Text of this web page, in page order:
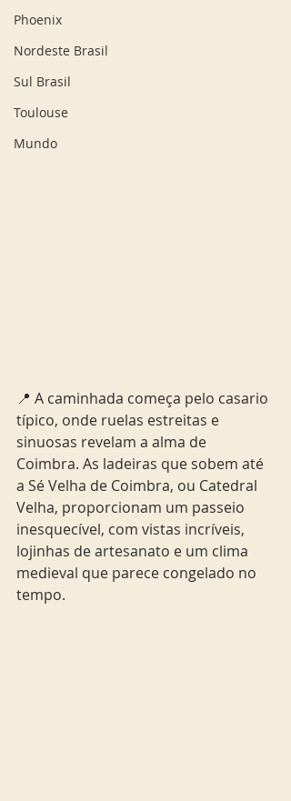
Phoenix
Nordeste Brasil
Sul Brasil
Toulouse
Mundo
📍 A caminhada começa pelo casario
típico, onde ruelas estreitas e
sinuosas revelam a alma de
Coimbra. As ladeiras que sobem até
a Sé Velha de Coimbra, ou Catedral
Velha, proporcionam um passeio
inesquecível, com vistas incríveis,
lojinhas de artesanato e um clima
medieval que parece congelado no
tempo.